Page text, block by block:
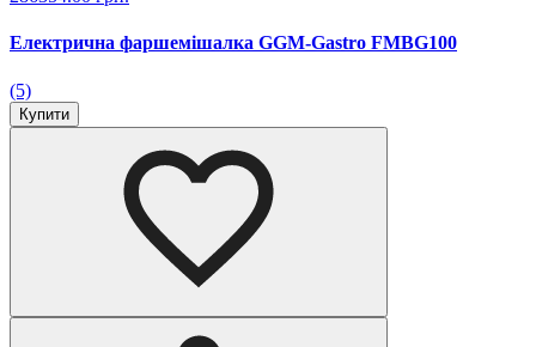
Електрична фаршемішалка GGM-Gastro FMBG100
(5)
Купити